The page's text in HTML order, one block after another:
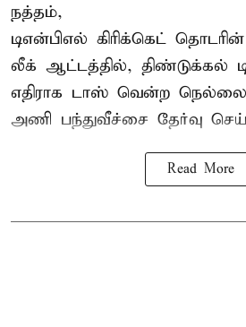
நத்தம்,
டிஎன்பிஎல் கிரிக்கெட்
லீக் ஆட்டத்தில், திண்டுக்கல்
எதிராக டாஸ் வென்ற
அணி பந்துவீச்சை தேர்வு
Read More